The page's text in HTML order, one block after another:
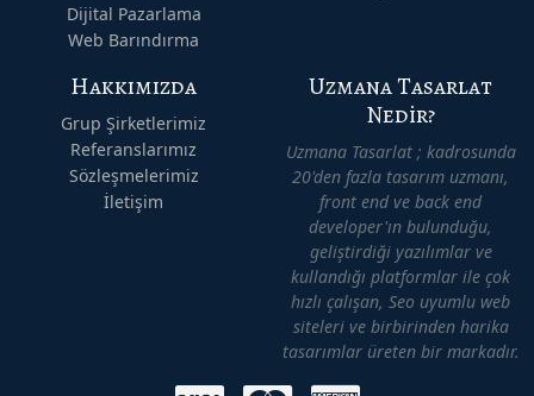
Dijital Pazarlama
Web Barındırma
Hakkımızda
Grup Şirketlerimiz
Referanslarımız
Sözleşmelerimiz
İletişim
Uzmana Tasarlat
Nedir?
Uzmana Tasarlat ; kadrosunda
20'den fazla tasarım uzmanı,
front end ve back end
developer'ın bulunduğu,
geliştirdiği yazılımlar ve
kullandığı platformlar ile çok
hızlı çalışan, Seo uyumlu web
siteleri ve birbirinden harika
tasarımlar üreten bir markadır.